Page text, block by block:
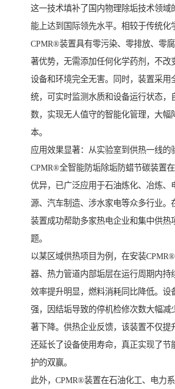
这一技术填补了国内物理除垢技术领域
能上达到国际领先水平。相较于传统化
CPMR®装置具有零污染、零排放、零
著优势，无需添加任何化学药剂，不改
设备和环境完全无害。同时，装置采用
统，可实时监测水质和设备运行状态，
数，实现无人值守的智能化管理，大幅
本。
应用效果显著：从实验室到供热一线的
CPMR®全智能防垢除垢防蜡节碳装置
优异，已广泛应用于石油炼化、冶炼、
源、汽车制造、涉水家电等众多行业。
装置成功帮助多家热电企业和集中供热
题。
以某区域供热项目为例，在安装
器、热力管道内部垢层在运行周期内持
效率提升明显，燃料消耗同比降低。设
强，因结垢导致的停机检修次数大幅减
著下降。供热企业反馈，该装置不仅提
还延长了设备使用寿命，真正实现了节
护的双赢。
此外，CPMR®装置在石油化工、电力